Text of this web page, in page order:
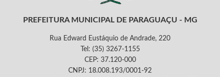
PREFEITURA MUNICIPAL DE PARAGUAÇU - MG
Rua Edward Eustáquio de Andrade, 220
Tel: (35) 3267-1155
CEP: 37.120-000
CNPJ: 18.008.193/0001-92